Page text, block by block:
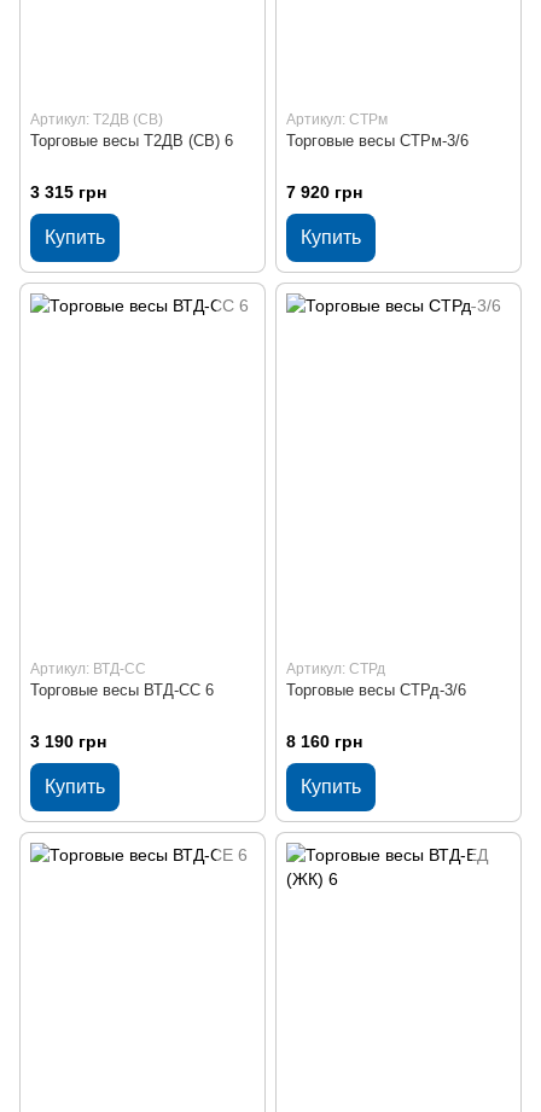
Артикул: Т2ДВ (СВ)
Торговые весы Т2ДВ (СВ) 6
3 315 грн
Купить
Артикул: СТРм
Торговые весы СТРм-3/6
7 920 грн
Купить
Артикул: ВТД-СС
Торговые весы ВТД-СС 6
3 190 грн
Купить
Артикул: СТРд
Торговые весы СТРд-3/6
8 160 грн
Купить